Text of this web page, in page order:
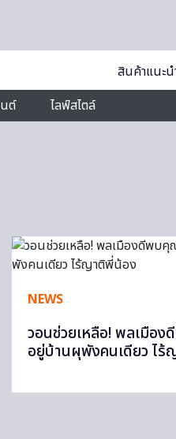
สินค้าแนะน
ต์ ไลฟ์สไตล์
NEWS
วอนช่วยเหลือ! พลเมือ
อยู่บ้านผุพังคนเดียว ไ